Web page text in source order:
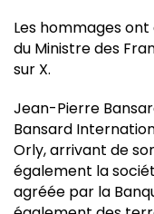
Les hommages
du Ministre des
sur X.
Jean-Pierre
Bansard
Orly, arrivant de
également la
agréée par la